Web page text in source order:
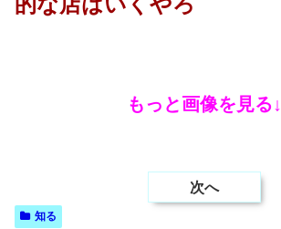
もっと画像を見る↓
次へ
知る